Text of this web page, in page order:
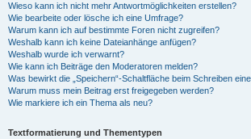
Wieso kann ich nicht mehr Antwortmöglichkeiten erstellen?
Wie bearbeite oder lösche ich eine Umfrage?
Warum kann ich auf bestimmte Foren nicht zugreifen?
Weshalb kann ich keine Dateianhänge anfügen?
Weshalb wurde ich verwarnt?
Wie kann ich Beiträge den Moderatoren melden?
Was bewirkt die „Speichern“-Schaltfläche beim Schreiben
Warum muss mein Beitrag erst freigegeben werden?
Wie markiere ich ein Thema als neu?
Textformatierung und Thementypen